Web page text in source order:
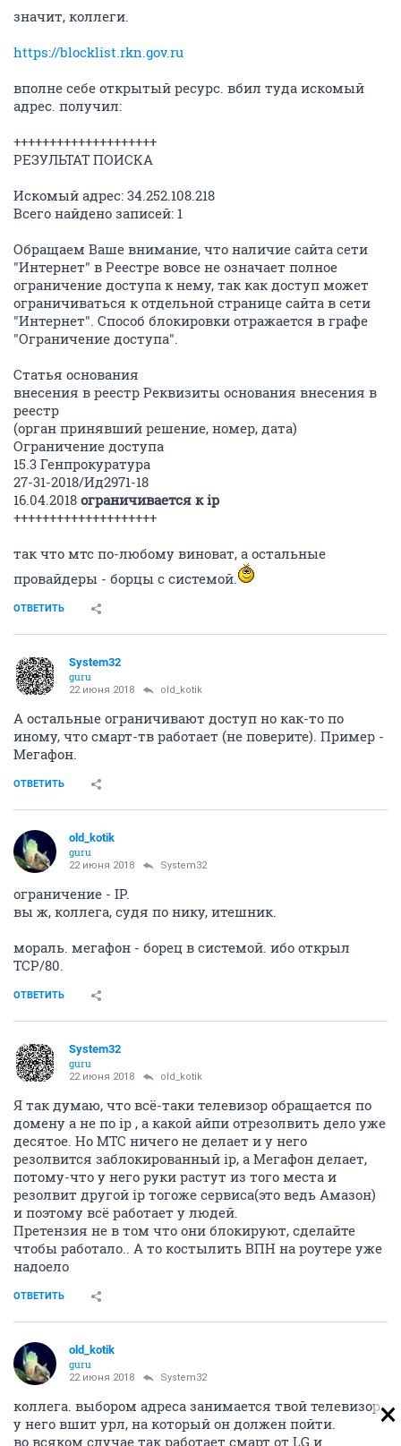
значит, коллеги.
https://blocklist.rkn.gov.ru
вполне себе открытый ресурс. вбил туда искомый
адрес. получил:
++++++++++++++++++++
РЕЗУЛЬТАТ ПОИСКА
Искомый адрес: 34.252.108.218
Всего найдено записей: 1
Обращаем Ваше внимание, что наличие сайта сети
"Интернет" в Реестре вовсе не означает полное
ограничение доступа к нему, так как доступ может
ограничиваться к отдельной странице сайта в сети
"Интернет". Способ блокировки отражается в графе
"Ограничение доступа".
Статья основания
внесения в реестр Реквизиты основания внесения в
реестр
(орган принявший решение, номер, дата)
Ограничение доступа
15.3 Генпрокуратура
27-31-2018/Ид2971-18
16.04.2018 ограничивается к ip
++++++++++++++++++++
так что мтс по-любому виноват, а остальные
провайдеры - борцы с системой.
ОТВЕТИТЬ
System32
guru
22 июня 2018 old_kotik
А остальные ограничивают доступ но как-то по
иному, что смарт-тв работает (не поверите). Пример -
Мегафон.
ОТВЕТИТЬ
old_kotik
guru
22 июня 2018 System32
ограничение - IP.
вы ж, коллега, судя по нику, итешник.
мораль. мегафон - борец в системой. ибо открыл
TCP/80.
ОТВЕТИТЬ
System32
guru
22 июня 2018 old_kotik
Я так думаю, что всё-таки телевизор обращается по
домену а не по ip , а какой айпи отрезолвить дело уже
десятое. Но МТС ничего не делает и у него
резолвится заблокированный ip, а Мегафон делает,
потому-что у него руки растут из того места и
резолвит другой ip тогоже сервиса(это ведь Амазон)
и поэтому всё работает у людей.
Претензия не в том что они блокируют, сделайте
чтобы работало.. А то костылить ВПН на роутере уже
надоело
ОТВЕТИТЬ
old_kotik
guru
22 июня 2018 System32
коллега. выбором адреса занимается твой телевизор.
у него вшит урл, на который он должен пойти.
во всяком случае так работает смарт от LG и